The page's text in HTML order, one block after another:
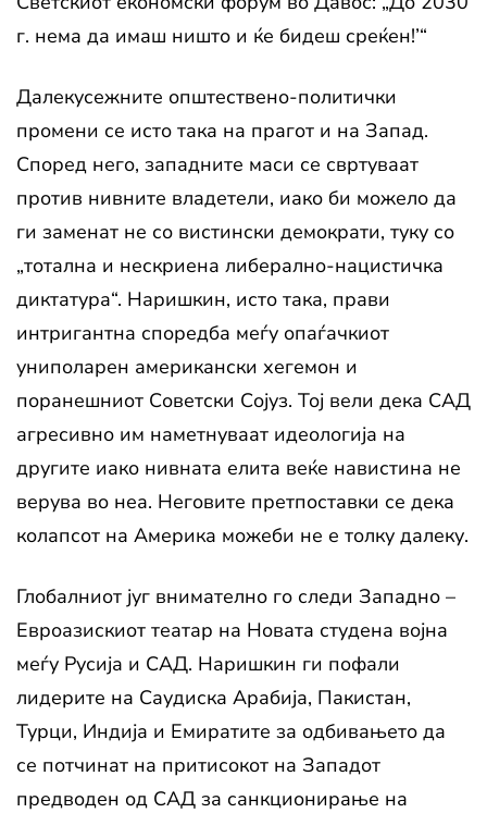
г. нема да имаш ништо и ќе бидеш среќен!’“
Далекусежните општествено-политички
промени се исто така на прагот и на Запад.
Според него, западните маси се свртуваат
против нивните владетели, иако би можело да
ги заменат не со вистински демократи, туку со
„тотална и нескриена либерално-нацистичка
диктатура“. Наришкин, исто така, прави
интригантна споредба меѓу опаѓачкиот
униполарен американски хегемон и
поранешниот Советски Сојуз. Тој вели дека САД
агресивно им наметнуваат идеологија на
другите иако нивната елита веќе навистина не
верува во неа. Неговите претпоставки се дека
колапсот на Америка можеби не е толку далеку.
Глобалниот југ внимателно го следи Западно –
Евроазискиот театар на Новата студена војна
меѓу Русија и САД. Наришкин ги пофали
лидерите на Саудиска Арабија, Пакистан,
Турци, Индија и Емиратите за одбивањето да
се потчинат на притисокот на Западот
предводен од САД за санкционирање на